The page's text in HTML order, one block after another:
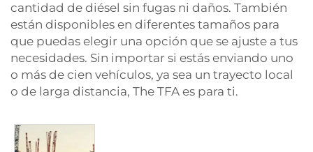
cantidad de diésel sin fugas ni daños. También
están disponibles en diferentes tamaños para
que puedas elegir una opción que se ajuste a tus
necesidades. Sin importar si estás enviando uno
o más de cien vehículos, ya sea un trayecto local
o de larga distancia, The TFA es para ti.